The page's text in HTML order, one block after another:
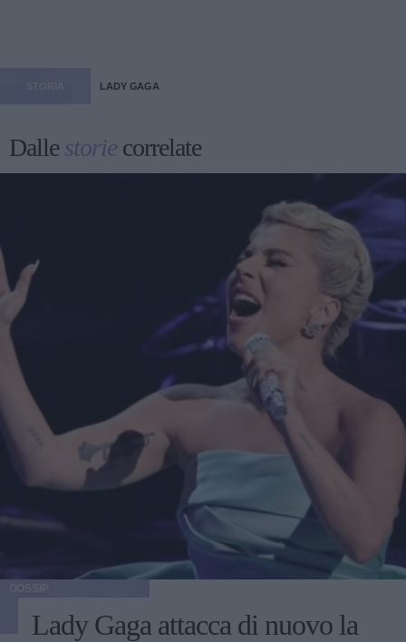
LADY GAGA
Dallestorie correlate
Lady Gaga attacca di nuovo la